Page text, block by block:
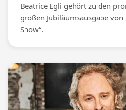
Beatrice Egli gehört zu den
großen Jubiläumsausgabe von
Show“.